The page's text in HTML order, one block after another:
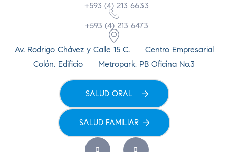
+593 (4) 213 6633
+593 (4) 213 6473
Av. Rodrigo Chávez y Calle 15 C. Centro Empresarial
Colón. Edificio Metropark, PB Oficina No.3
SALUD ORAL
SALUD FAMILIAR